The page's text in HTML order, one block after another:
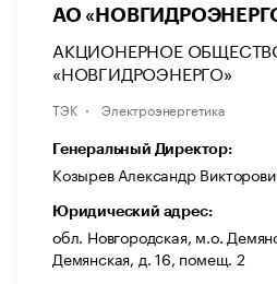
АО
АКЦИОНЕРНОЕ
«НОВГИДРОЭНЕРГО»
ТЭК Электроэнергетика
Генеральный Директор:
Козырев Александр
Юридический адрес:
обл. Новгородская, м.о.
Демянская, д. 16, помещ. 2